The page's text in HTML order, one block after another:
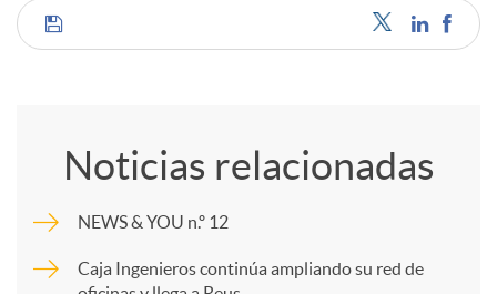
C
p
Noticias relacionadas
NEWS & YOU n.º 12
Caja Ingenieros continúa ampliando su red de